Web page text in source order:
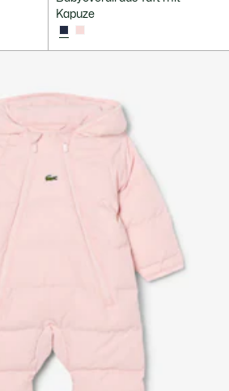
Kapuze